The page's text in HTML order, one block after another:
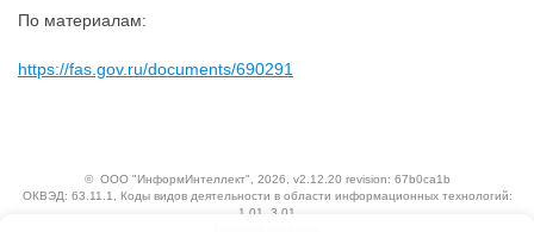
По материалам:
https://fas.gov.ru/documents/690291
© ООО "ИнформИнтеллект" , 2026, v2.12.20 revision: 67b0ca1b
ОКВЭД: 63.11.1, Коды видов деятельности в области информационных технологий:
1.01, 3.01